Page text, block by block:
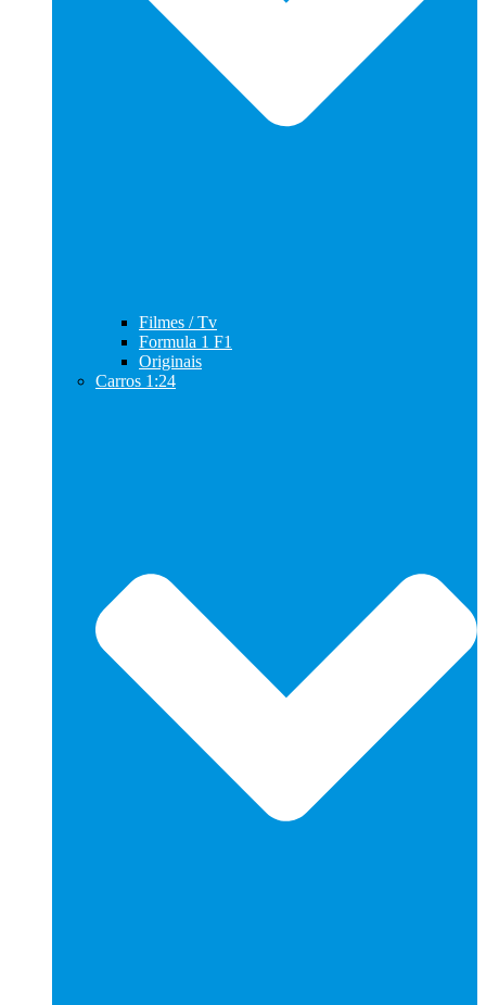
Filmes / Tv
Formula 1 F1
Originais
Carros 1:24